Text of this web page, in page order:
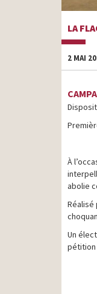
LA
2 MAI
À
abolie
Réalisé
Un
pétition